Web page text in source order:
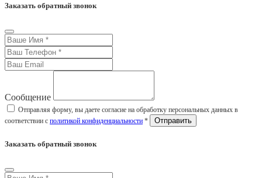
Заказать обратный звонок
Сообщение
Отправляя форму, вы даете согласие на обработку персональных данных в
соответствии с политикой конфиденциальности *
Заказать обратный звонок